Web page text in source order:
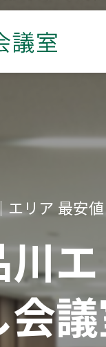
エリア 最安値